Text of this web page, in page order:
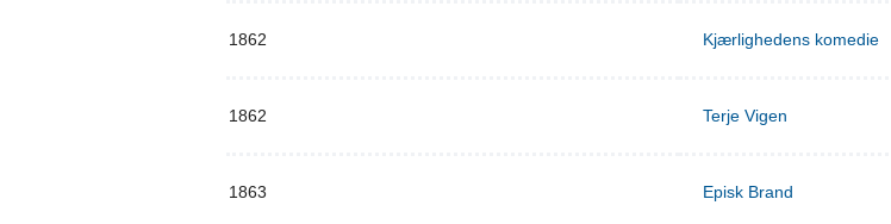
1862 Kjærlighedens komedie
1862 Terje Vigen
1863 Episk Brand